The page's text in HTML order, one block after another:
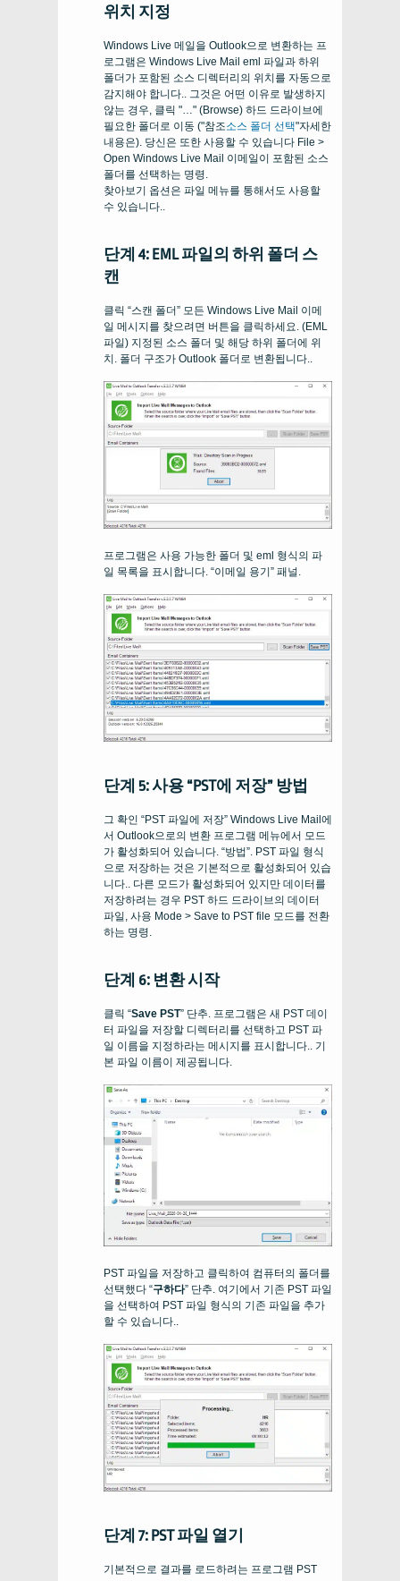
위치 지정
Windows Live 메일을 Outlook으로 변환하는 프
로그램은 Windows Live Mail eml 파일과 하위
폴더가 포함된 소스 디렉터리의 위치를 ​​자동으로
감지해야 합니다.. 그것은 어떤 이유로 발생하지
않는 경우, 클릭 "…" (Browse) 하드 드라이브에
필요한 폴더로 이동 ("참조소스 폴더 선택"자세한
내용은). 당신은 또한 사용할 수 있습니다 File >
Open Windows Live Mail 이메일이 포함된 소스
폴더를 선택하는 명령.
찾아보기 옵션은 파일 메뉴를 통해서도 사용할
수 있습니다..
단계 4: EML 파일의 하위 폴더 스
캔
클릭 “스캔 폴더” 모든 Windows Live Mail 이메
일 메시지를 찾으려면 버튼을 클릭하세요. (EML
파일) 지정된 소스 폴더 및 해당 하위 폴더에 위
치. 폴더 구조가 Outlook 폴더로 변환됩니다..
프로그램은 사용 가능한 폴더 및 eml 형식의 파
일 목록을 표시합니다. “이메일 용기” 패널.
단계 5: 사용 “PST에 저장” 방법
그 확인 “PST 파일에 저장” Windows Live Mail에
서 Outlook으로의 변환 프로그램 메뉴에서 모드
가 활성화되어 있습니다. “방법”. PST 파일 형식
으로 저장하는 것은 기본적으로 활성화되어 있습
니다.. 다른 모드가 활성화되어 있지만 데이터를
저장하려는 경우 PST 하드 드라이브의 데이터
파일, 사용 Mode > Save to PST file 모드를 전환
하는 명령.
단계 6: 변환 시작
클릭 “Save PST” 단추. 프로그램은 새 PST 데이
터 파일을 저장할 디렉터리를 선택하고 PST 파
일 이름을 지정하라는 메시지를 표시합니다.. 기
본 파일 이름이 제공됩니다.
PST 파일을 저장하고 클릭하여 컴퓨터의 폴더를
선택했다 “구하다” 단추. 여기에서 기존 PST 파일
을 선택하여 PST 파일 형식의 기존 파일을 추가
할 수 있습니다..
단계 7: PST 파일 열기
기본적으로 결과를 로드하려는 프로그램 PST